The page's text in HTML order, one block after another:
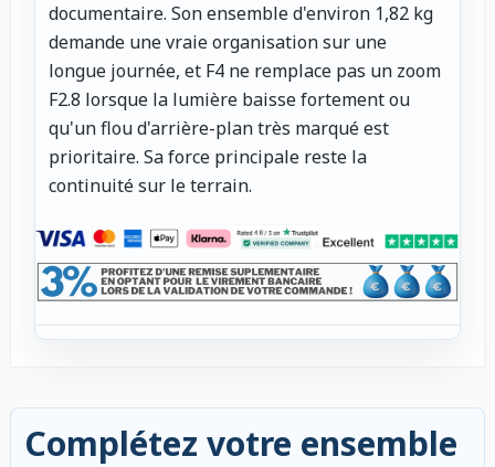
documentaire. Son ensemble d'environ 1,82 kg
demande une vraie organisation sur une
longue journée, et F4 ne remplace pas un zoom
F2.8 lorsque la lumière baisse fortement ou
qu'un flou d'arrière-plan très marqué est
prioritaire. Sa force principale reste la
continuité sur le terrain.
Complétez votre ensemble